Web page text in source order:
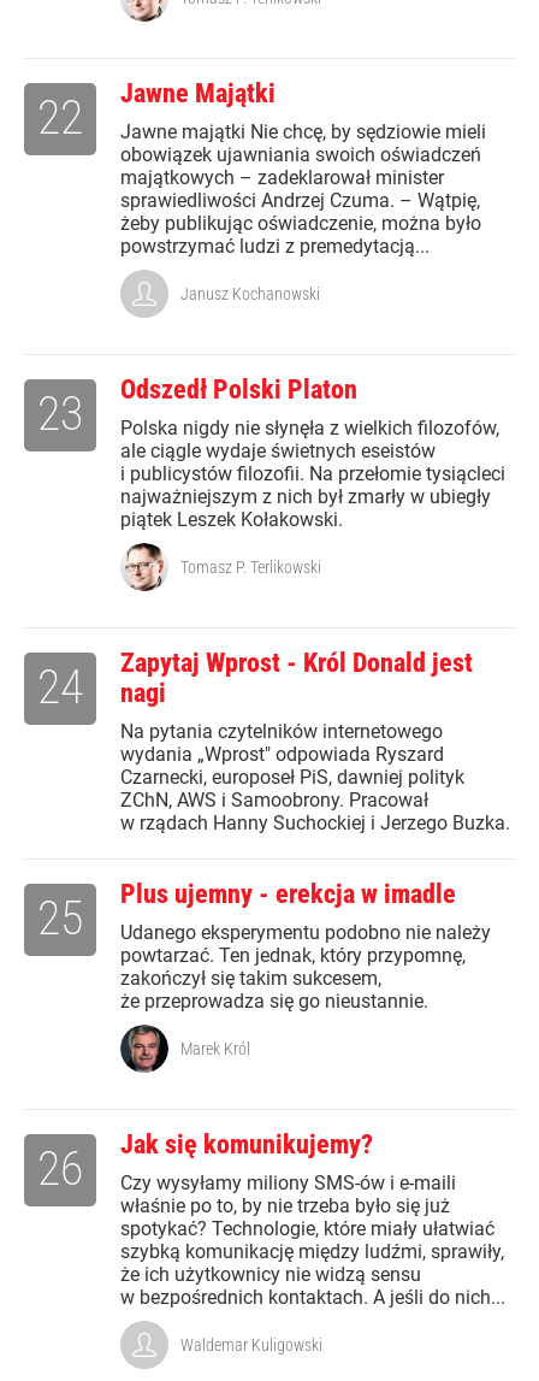
Jawne Majątki
Jawne majątki Nie chcę, by sędziowie mieli
obowiązek ujawniania swoich oświadczeń
majątkowych – zadeklarował minister
sprawiedliwości Andrzej Czuma. – Wątpię,
żeby publikując oświadczenie, można było
powstrzymać ludzi z premedytacją...
22
Janusz Kochanowski
Odszedł Polski Platon
Polska nigdy nie słynęła z wielkich filozofów,
ale ciągle wydaje świetnych eseistów
i publicystów filozofii. Na przełomie tysiącleci
najważniejszym z nich był zmarły w ubiegły
piątek Leszek Kołakowski.
23
Tomasz P. Terlikowski
Zapytaj Wprost - Król Donald jest
nagi
Na pytania czytelników internetowego
wydania „Wprost" odpowiada Ryszard
Czarnecki, europoseł PiS, dawniej polityk
ZChN, AWS i Samoobrony. Pracował
w rządach Hanny Suchockiej i Jerzego Buzka.
24
Plus ujemny - erekcja w imadle
Udanego eksperymentu podobno nie należy
powtarzać. Ten jednak, który przypomnę,
zakończył się takim sukcesem,
że przeprowadza się go nieustannie.
25
Marek Król
Jak się komunikujemy?
Czy wysyłamy miliony SMS-ów i e-maili
właśnie po to, by nie trzeba było się już
spotykać? Technologie, które miały ułatwiać
szybką komunikację między ludźmi, sprawiły,
że ich użytkownicy nie widzą sensu
w bezpośrednich kontaktach. A jeśli do nich...
26
Waldemar Kuligowski